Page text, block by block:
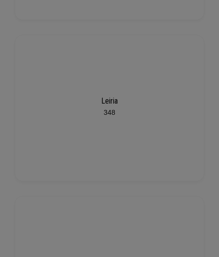
Leiria
348